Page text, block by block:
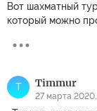
Вот шахматный
который можно
T Timmur
27 марта 2020,